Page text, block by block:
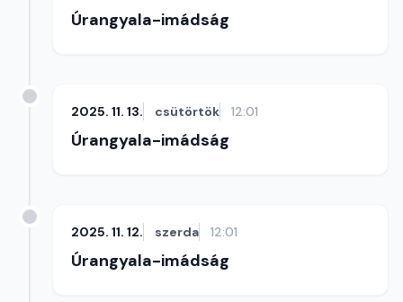
Úrangyala-imádság
2025. 11. 13. csütörtök 12:01
Úrangyala-imádság
2025. 11. 12. szerda 12:01
Úrangyala-imádság